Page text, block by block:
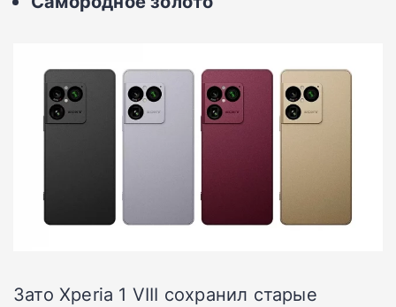
Зато Xperia 1 VIII сохранил старые